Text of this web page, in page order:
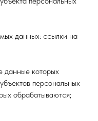
данных: ссылки на
данные которых
персональных
обрабатываются;